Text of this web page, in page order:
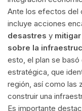
Ante los efectos del
incluye acciones
desastres y
sobre la
esto, el plan se basó
estratégica, que
región, así como las
construir una
Es importante